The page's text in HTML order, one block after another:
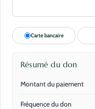
Carte bancaire
Résumé du don
Montant du paiement
Fréquence du don